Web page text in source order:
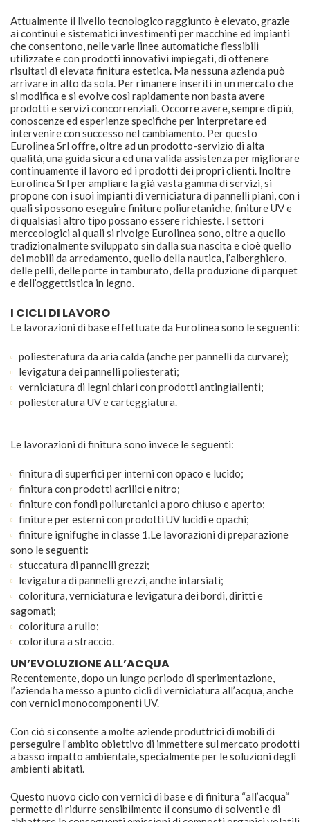
Attualmente il livello tecnologico raggiunto è elevato, grazie
ai continui e sistematici investimenti per macchine ed impianti
che consentono, nelle varie linee automatiche flessibili
utilizzate e con prodotti innovativi impiegati, di ottenere
risultati di elevata finitura estetica. Ma nessuna azienda può
arrivare in alto da sola. Per rimanere inseriti in un mercato che
si modifica e si evolve così rapidamente non basta avere
prodotti e servizi concorrenziali. Occorre avere, sempre di più,
conoscenze ed esperienze specifiche per interpretare ed
intervenire con successo nel cambiamento. Per questo
Eurolinea Srl offre, oltre ad un prodotto-servizio di alta
qualità, una guida sicura ed una valida assistenza per migliorare
continuamente il lavoro ed i prodotti dei propri clienti. Inoltre
Eurolinea Srl per ampliare la già vasta gamma di servizi, si
propone con i suoi impianti di verniciatura di pannelli piani, con i
quali si possono eseguire finiture poliuretaniche, finiture UV e
di qualsiasi altro tipo possano essere richieste. I settori
merceologici ai quali si rivolge Eurolinea sono, oltre a quello
tradizionalmente sviluppato sin dalla sua nascita e cioè quello
dei mobili da arredamento, quello della nautica, l’alberghiero,
delle pelli, delle porte in tamburato, della produzione di parquet
e dell’oggettistica in legno.
I CICLI DI LAVORO
Le lavorazioni di base effettuate da Eurolinea sono le seguenti:
poliesteratura da aria calda (anche per pannelli da curvare);
levigatura dei pannelli poliesterati;
verniciatura di legni chiari con prodotti antingiallenti;
poliesteratura UV e carteggiatura.
Le lavorazioni di finitura sono invece le seguenti:
finitura di superfici per interni con opaco e lucido;
finitura con prodotti acrilici e nitro;
finiture con fondi poliuretanici a poro chiuso e aperto;
finiture per esterni con prodotti UV lucidi e opachi;
finiture ignifughe in classe 1.Le lavorazioni di preparazione
sono le seguenti:
stuccatura di pannelli grezzi;
levigatura di pannelli grezzi, anche intarsiati;
coloritura, verniciatura e levigatura dei bordi, diritti e
sagomati;
coloritura a rullo;
coloritura a straccio.
UN’EVOLUZIONE ALL’ACQUA
Recentemente, dopo un lungo periodo di sperimentazione,
l’azienda ha messo a punto cicli di verniciatura all’acqua, anche
con vernici monocomponenti UV.
Con ciò si consente a molte aziende produttrici di mobili di
perseguire l’ambito obiettivo di immettere sul mercato prodotti
a basso impatto ambientale, specialmente per le soluzioni degli
ambienti abitati.
Questo nuovo ciclo con vernici di base e di finitura “all’acqua“
permette di ridurre sensibilmente il consumo di solventi e di